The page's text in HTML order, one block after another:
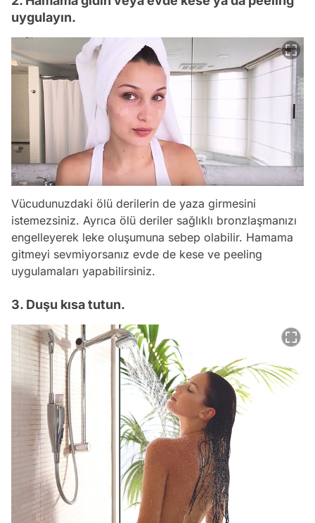
uygulayın.
Vücudunuzdaki ölü derilerin de yaza girmesini
istemezsiniz. Ayrıca ölü deriler sağlıklı bronzlaşmanızı
engelleyerek leke oluşumuna sebep olabilir. Hamama
gitmeyi sevmiyorsanız evde de kese ve peeling
uygulamaları yapabilirsiniz.
3. Duşu kısa tutun.